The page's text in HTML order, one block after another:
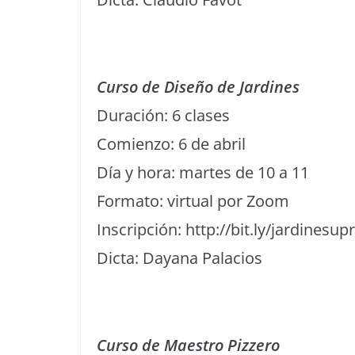
Curso de Diseño de Jardines
Duración: 6 clases
Comienzo: 6 de abril
Día y hora: martes de 10 a 11
Formato: virtual por Zoom
Inscripción: http://bit.ly/
Dicta: Dayana Palacios
Curso de Maestro Pizzero